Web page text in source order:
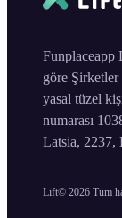
Lift© 2026 Tüm
Funplaceapp
göre Şirketler
yasal tüzel
numarası
Latsia, 2237,